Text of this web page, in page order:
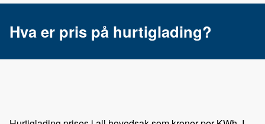
Hva er pris på hurtiglading?